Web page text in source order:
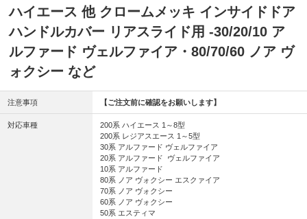
ハイエース 他 クロームメッキ インサイドドア
ハンドルカバー リアスライド用 -30/20/10 ア
ルファード ヴェルファイア・80/70/60 ノア ヴ
ォクシー など
注意事項 【ご注文前に確認をお願いします】
対応車種
200系 ハイエース 1～8型
200系 レジアスエース 1～5型
30系 アルファード ヴェルファイア
20系 アルファード ヴェルファイア
10系 アルファード
80系 ノア ヴォクシー エスクァイア
70系 ノア ヴォクシー
60系 ノア ヴォクシー
50系 エスティマ